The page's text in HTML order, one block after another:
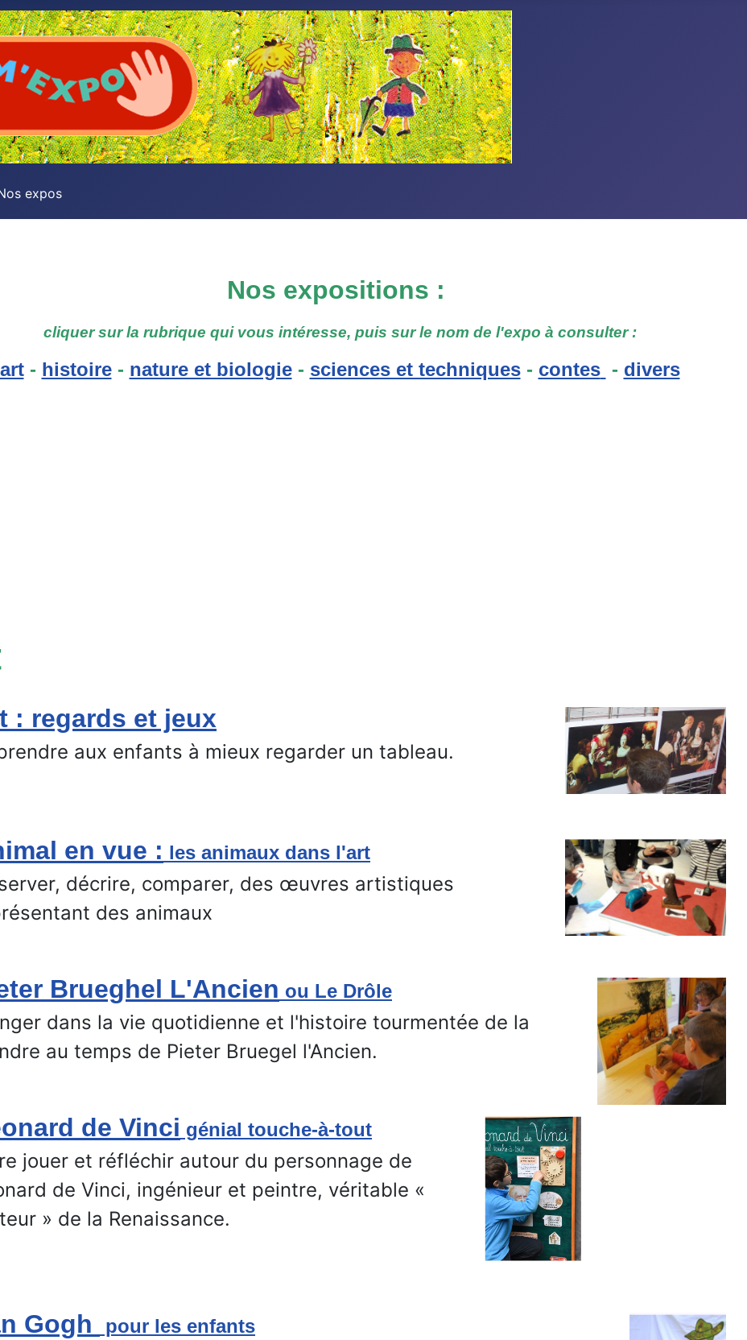
expos
Nos expositions :
cliquer sur la rubrique qui vous intéresse, puis sur le nom de l'expo à consulter :
art- histoire- nature et biologie- sciences et techniques- contes - divers
: regards et jeux
aux enfants à mieux regarder un tableau.
en vue : les animaux dans l'art
décrire, comparer, des œuvres artistiques
des animaux
Brueghel L'Ancien ou Le Drôle
dans la vie quotidienne et l'histoire tourmentée de la
au temps de Pieter Bruegel l'Ancien.
de Vinci génial touche-à-tout
jouer et réfléchir autour du personnage de
de Vinci, ingénieur et peintre, véritable «
» de la Renaissance.
Gogh pour les enfants